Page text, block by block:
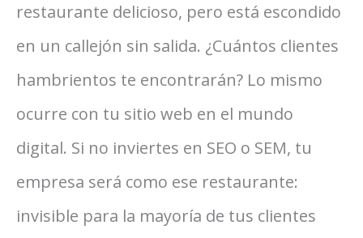
restaurante delicioso, pero está escondido
en un callejón sin salida. ¿Cuántos clientes
hambrientos te encontrarán? Lo mismo
ocurre con tu sitio web en el mundo
digital. Si no inviertes en SEO o SEM, tu
empresa será como ese restaurante:
invisible para la mayoría de tus clientes